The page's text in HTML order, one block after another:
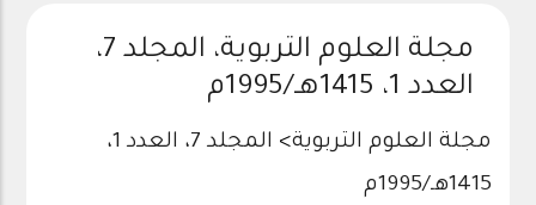
مجلة العلوم التربوية، المجلد 7،
العدد 1، 1415هـ/1995م
مجلة العلوم التربوية>
المجلد 7، العدد 1،
1415هـ/1995م